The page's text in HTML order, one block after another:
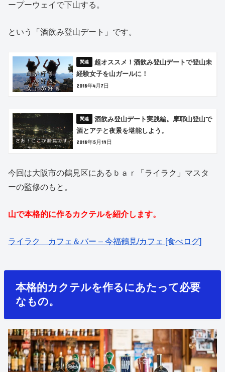
ープーウェイで下山する。
という「酒飲み登山デート」です。
超オススメ！酒飲み登山デートで登山未
経験女子を山ガールに！
2018年4月7日
酒飲み登山デート実践編。摩耶山登山で
酒とアテと夜景を堪能しよう。
2018年5月19日
今回は大阪市の鶴見区にあるｂａｒ「ライラク」マスタ
ーの監修のもと。
山で本格的に作るカクテルを紹介します。
ライラク カフェ＆バー – 今福鶴見/カフェ [食べログ]
本格的カクテルを作るにあたって必要
なもの。